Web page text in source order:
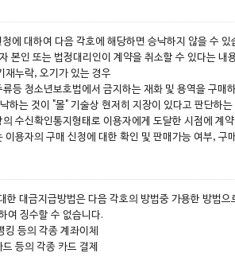
에 대하여 다음 각호에 해당하면 승낙하지 않을 수
본인 또는 법정대리인이 계약을 취소할 수 있다는 내
재누락, 오기가 있는 경우
등 청소년보호법에서 금지하는 재화 및 용역을 구매
하는 것이 "몰" 기술상 현저히 지장이 있다고 판단하는
수신확인통지형태로 이용자에게 도달한 시점에 계
이용자의 구매 신청에 대한 확인 및 판매가능 여부,
한 대금지급방법은 다음 각호의 방법중 가용한 방법
여 징수할 수 없습니다.
등의 각종 계좌이체
등의 각종 카드 결제